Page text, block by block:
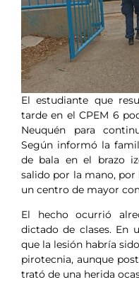
El estudiante que
tarde en el CPEM 6
Neuquén para
Según informó la
de bala en el brazo
salido por la mano, por
un centro de mayor
El hecho ocurrió
dictado de clases. En
que la lesión habría
pirotecnia, aunque
trató de una herida